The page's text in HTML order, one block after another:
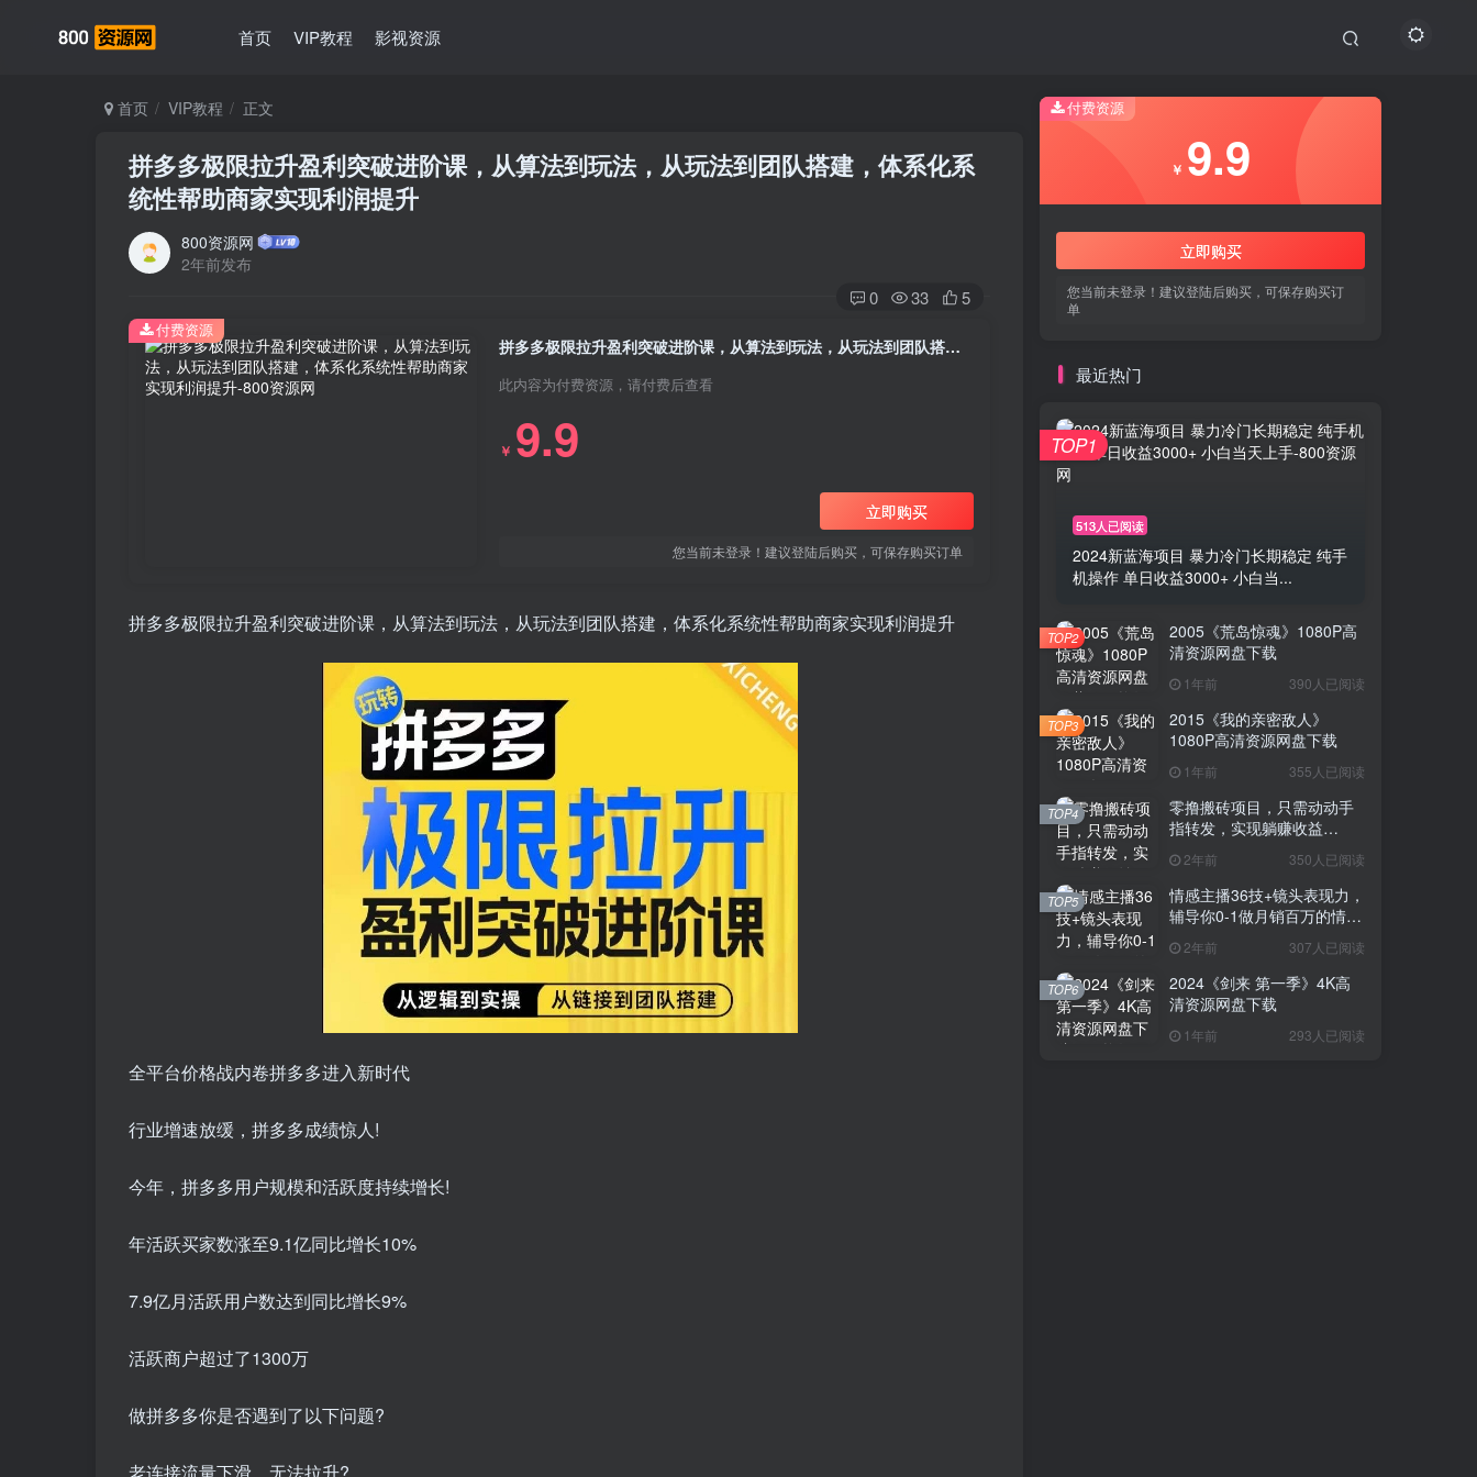
首页 VIP教程 影视资源
首页 VIP教程 正文
拼多多极限拉升盈利突破进阶课，​从算法到玩法，从玩法到团队搭建，体系化系
统性帮助商家实现利润提升
800资源网
2年前发布
0 33 5
拼多多极限拉升盈利突破进阶课，​从算法到玩法，从玩法到团队搭建，体系化系统性帮助商家实现利润提升
此内容为付费资源，请付费后查看
￥ 9.9
立即购买
您当前未登录！建议登陆后购买，可保存购买订单
付费资源
拼多多极限拉升盈利突破进阶课，​从算法到玩法，从玩法到团队搭建，体系化系统性帮助商家实现利润提升
全平台价格战内卷拼多多进入新时代
行业增速放缓，拼多多成绩惊人!
今年，拼多多用户规模和活跃度持续增长!
年活跃买家数涨至9.1亿同比增长10%
7.9亿月活跃用户数达到同比增长9%
活跃商户超过了1300万
做拼多多你是否遇到了以下问题?
付费资源
￥ 9.9
立即购买
您当前未登录！建议登陆后购买，可保存购买订
单
最近热门
513人已阅读
2024新蓝海项目 暴力冷门长期稳定 纯手
机操作 单日收益3000+ 小白当...
TOP1
2005《荒岛惊魂》1080P高
清资源网盘下载
1年前 390人已阅读
TOP2
2015《我的亲密敌人》
1080P高清资源网盘下载
1年前 355人已阅读
TOP3
零撸搬砖项目，只需动动手
指转发，实现躺赚收益
2年前 350人已阅读
TOP4
情感主播36技+镜头表现力，
辅导你0-1做月销百万的情感
2年前 307人已阅读
TOP5
2024《剑来 第一季》4K高
清资源网盘下载
1年前 293人已阅读
TOP6